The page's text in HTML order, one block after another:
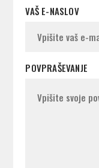
VAŠ E-NASLOV
POVPRAŠEVANJE